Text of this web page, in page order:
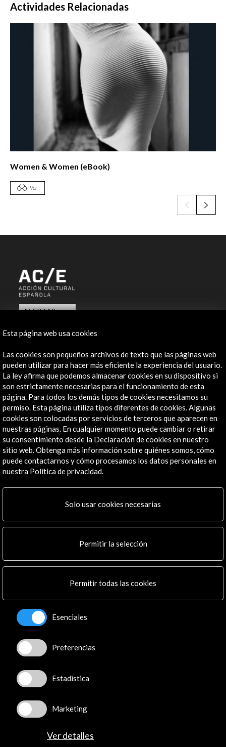
Actividades Relacionadas
Women & Women (eBook)
Ver
ALERTAS
Contacta
info@accioncultural.es
+34 91 700 4000
José Abascal, 4 - 4º
28003 Madrid, España
Canales de contacto
Explora
Institucional
Residencias
Noticias
Mapa Web
Boletín digital
Logo y crédito a AC/E
Conecta
Instagram
LinkedIn
Facebook
Youtube
Flickr
TikTok
Esta página web usa cookies
Las cookies son pequeños archivos de texto que las páginas web
pueden utilizar para hacer más eficiente la experiencia del usuario.
La ley afirma que podemos almacenar cookies en su dispositivo si
son estrictamente necesarias para el funcionamiento de esta
página. Para todos los demás tipos de cookies necesitamos su
permiso. Esta página utiliza tipos diferentes de cookies. Algunas
cookies son colocadas por servicios de terceros que aparecen en
nuestras páginas. En cualquier momento puede cambiar o retirar
su consentimiento desde la Declaración de cookies en nuestro
sitio web. Obtenga más información sobre quiénes somos, cómo
puede contactarnos y cómo procesamos los datos personales en
nuestra Política de privacidad.
Solo usar cookies necesarias
Permitir la selección
Permitir todas las cookies
Esenciales
Preferencias
Estadistica
Marketing
Ver detalles